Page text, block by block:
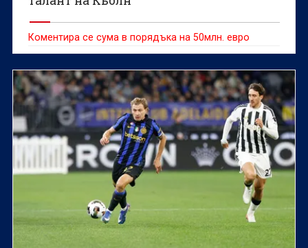
Коментира се сума в порядъка на 50млн. евро